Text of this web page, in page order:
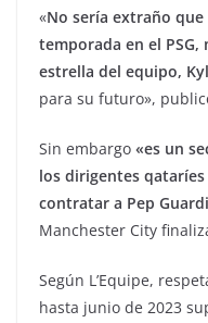
«No sería extraño
temporada en el
estrella del equipo,
para su futuro»,
Sin embargo «es un
los dirigentes
contratar a Pep
Manchester City
Según L’Equipe,
hasta junio de 2023